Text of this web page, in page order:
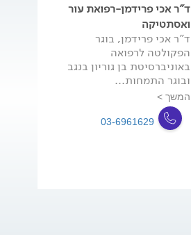
ד"ר אכי פרידמן-רפואת עור
ואסתטיקה
ד"ר אכי פרידמן, בוגר
הפקולטה לרפואה
באוניברסיטת בן גוריון בנגב
ובוגר התמחות...
המשך >
03-6961629